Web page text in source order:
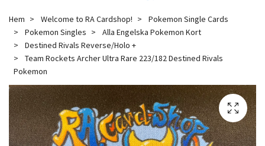
Hem Welcome to RA Cardshop!
Pokemon Single Cards
Pokemon Singles
Alla Engelska Pokemon Kort
Destined Rivals Reverse/Holo +
Team Rockets Archer Ultra Rare 223/182 Destined Rivals
Pokemon